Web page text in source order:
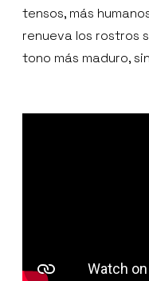
tensos, más
renueva los rostros
tono más maduro,